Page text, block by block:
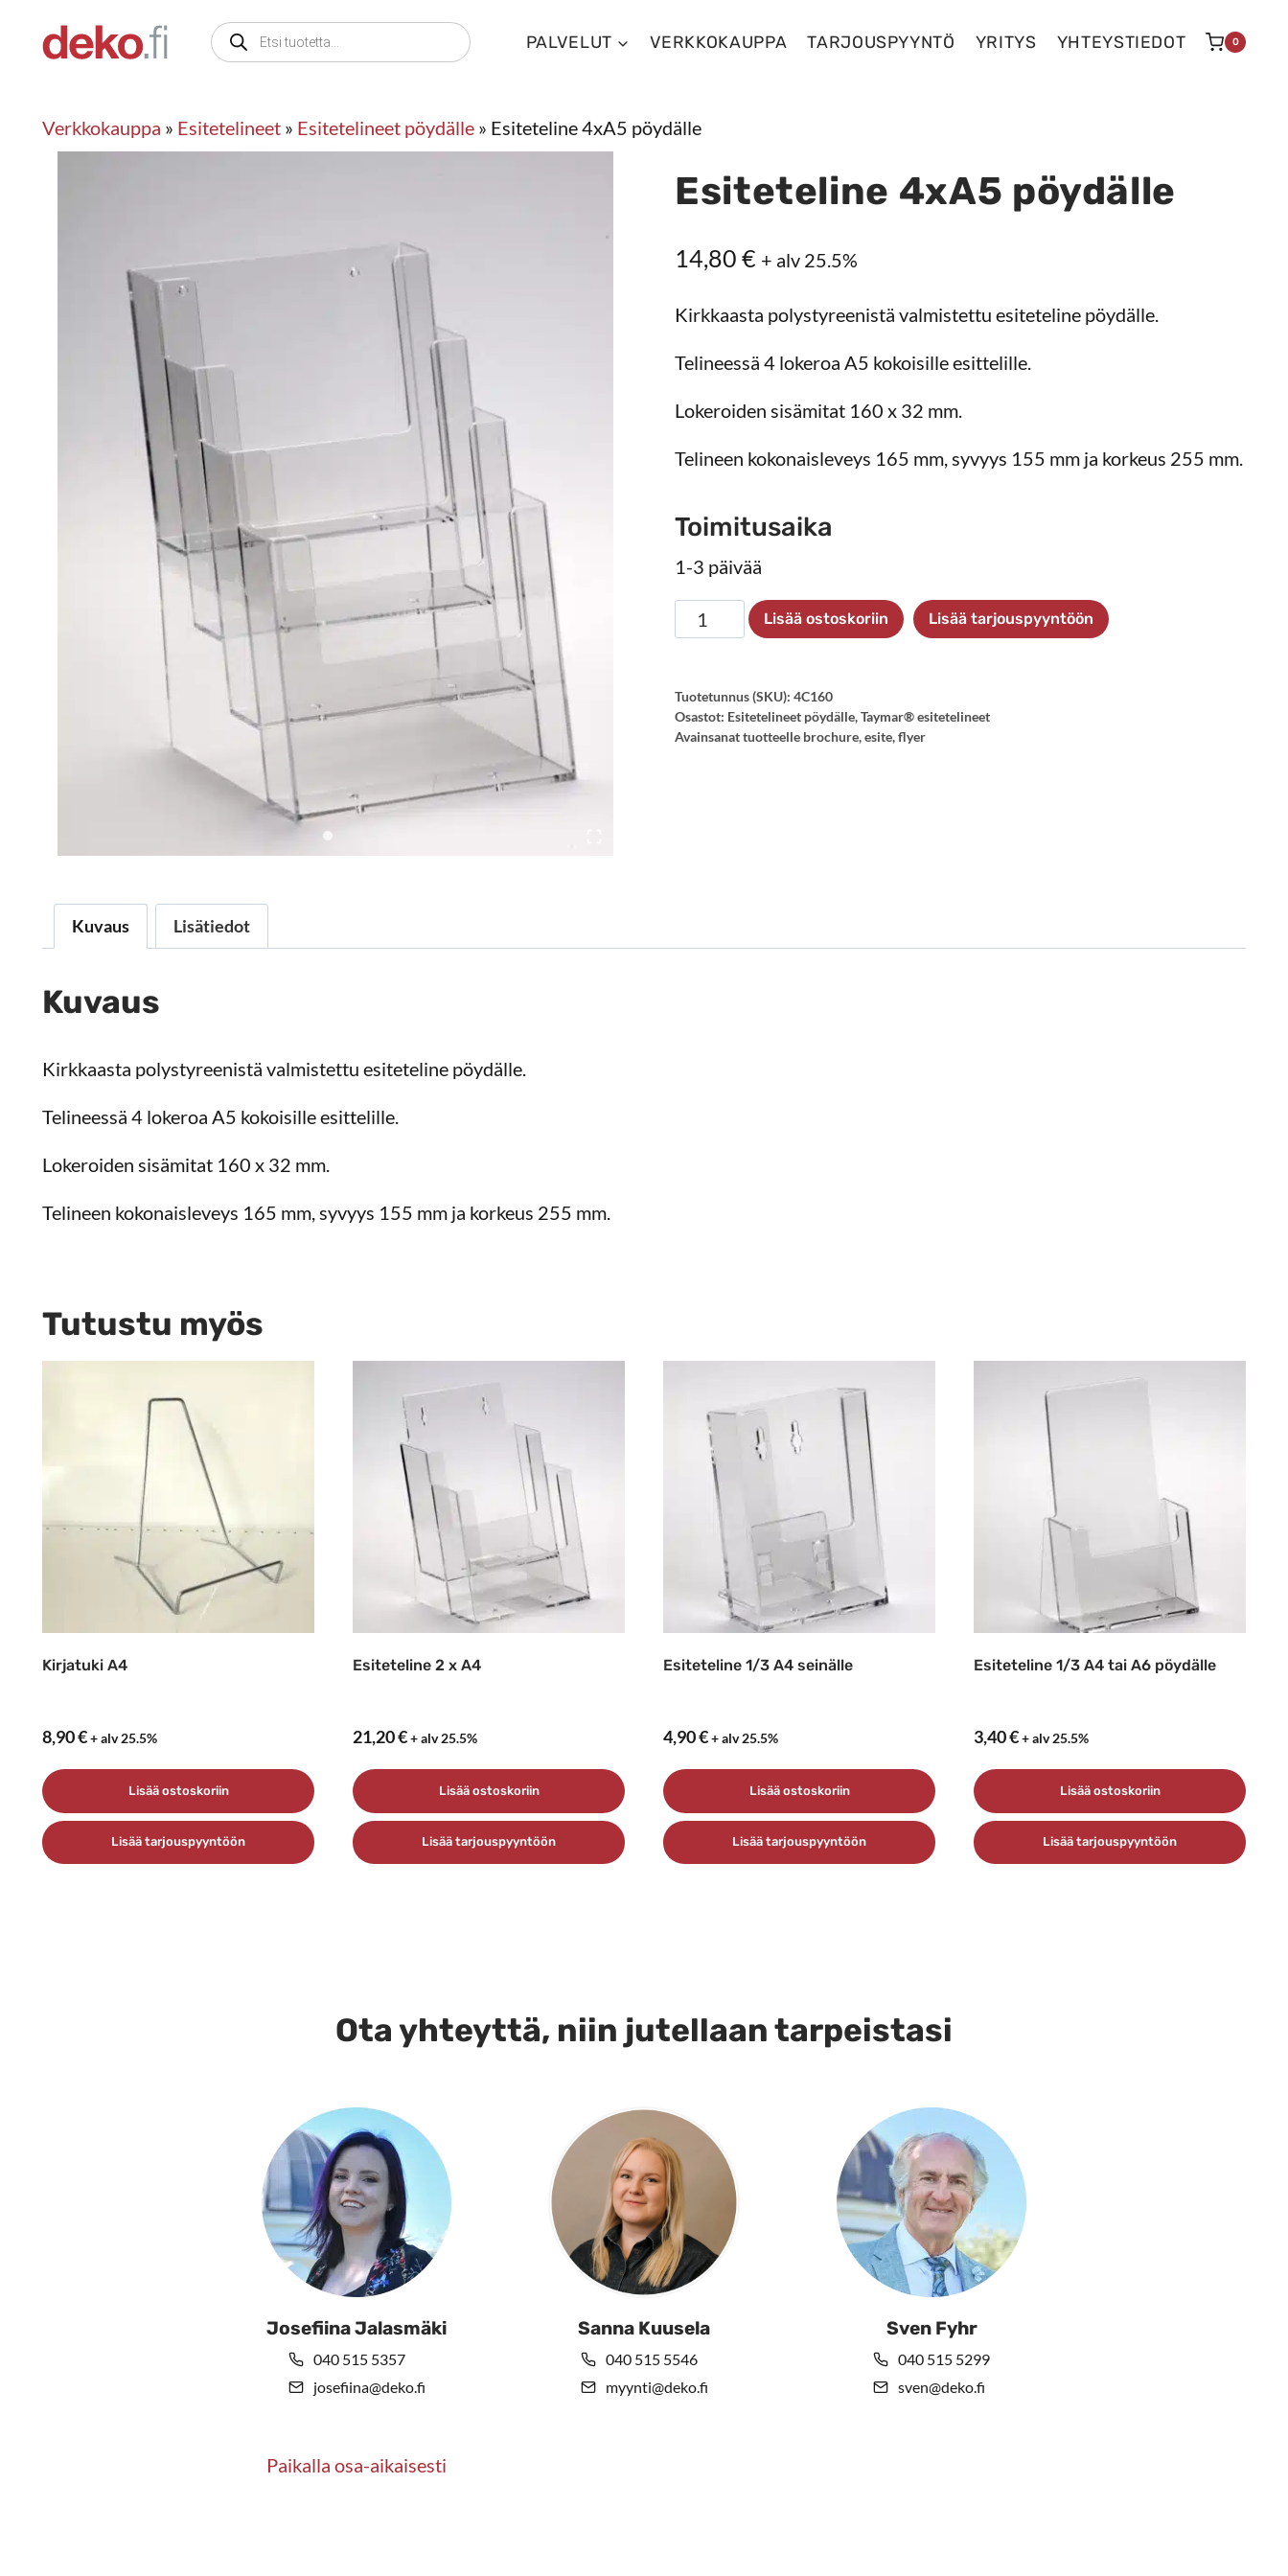
sisältöön
Products
search
PALVELUT VERKKOKAUPPA TARJOUSPYYNTÖ YRITYS YHTEYSTIEDOT 0
Verkkokauppa » Esitetelineet » Esitetelineet pöydälle » Esiteteline 4xA5 pöydälle
Esiteteline 4xA5 pöydälle
14,80 € + alv 25.5%
Kirkkaasta polystyreenistä valmistettu esiteteline pöydälle.
Telineessä 4 lokeroa A5 kokoisille esittelille.
Lokeroiden sisämitat 160 x 32 mm.
Telineen kokonaisleveys 165 mm, syvyys 155 mm ja korkeus 255 mm.
Toimitusaika
1-3 päivää
Esiteteline
4xA5
määrä
Lisää ostoskoriin Lisää tarjouspyyntöön
Tuotetunnus (SKU): 4C160
Osastot: Esitetelineet pöydälle,Taymar® esitetelineet
Avainsanat tuotteelle brochure,esite,flyer
Kuvaus Lisätiedot
Kuvaus
Kirkkaasta polystyreenistä valmistettu esiteteline pöydälle.
Telineessä 4 lokeroa A5 kokoisille esittelille.
Lokeroiden sisämitat 160 x 32 mm.
Telineen kokonaisleveys 165 mm, syvyys 155 mm ja korkeus 255 mm.
Tutustu myös
Kirjatuki A4
8,90€+ alv 25.5%
Lisää ostoskoriin
Lisää tarjouspyyntöön
Esiteteline 2 x A4
21,20€+ alv 25.5%
Lisää ostoskoriin
Lisää tarjouspyyntöön
Esiteteline 1/3 A4 seinälle
4,90€+ alv 25.5%
Lisää ostoskoriin
Lisää tarjouspyyntöön
Esiteteline 1/3 A4 tai A6 pöydälle
3,40€+ alv 25.5%
Lisää ostoskoriin
Lisää tarjouspyyntöön
Ota yhteyttä, niin jutellaan tarpeistasi
Josefiina Jalasmäki
040 515 5357
josefiina@deko.fi
Paikalla osa-aikaisesti
Sanna Kuusela
040 515 5546
myynti@deko.fi
Sven Fyhr
040 515 5299
sven@deko.fi